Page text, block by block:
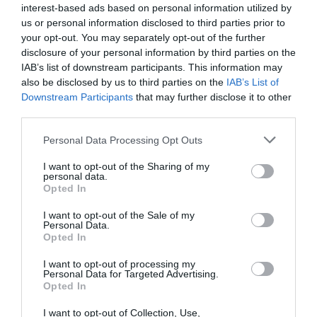
interest-based ads based on personal information utilized by
us or personal information disclosed to third parties prior to
your opt-out. You may separately opt-out of the further
disclosure of your personal information by third parties on the
IAB’s list of downstream participants. This information may
also be disclosed by us to third parties on the IAB’s List of
Downstream Participants that may further disclose it to other
Personal Data Processing Opt Outs
I want to opt-out of the Sharing of my
personal data.
Opted In
I want to opt-out of the Sale of my
Personal Data.
Opted In
I want to opt-out of processing my
Personal Data for Targeted Advertising.
Opted In
I want to opt-out of Collection, Use,
Hantush – a fairytale (Αλεξία Τσούνη) Ελλάδα
ΠΕΜΠΤΗ 22 ΙΟΥΝΙΟΥ 2023
19:00Διάλεξη με θέμα: «Tο αρχιτεκτονικό και το
κινηματογραφικό: Μια σύγκλιση γλωσσών».
Θα εξεταστεί η μοντέρνα αρχιτεκτονική της εικόνας,
στον κινηματογράφο του Χόλιγουντ μετά το 1980.
Ομιλήτρια
Μαρία Ανδρονίκου
Σχολής του Εθνικού Μετσόβιου Πολυτεχνείου
ΝΤΟΚΙΜΑΝΤΕΡ
Vidisova (Γιώργος Παναγόπουλος) Ελλάδα